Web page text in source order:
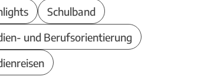
Schulband
und Berufsorientierung